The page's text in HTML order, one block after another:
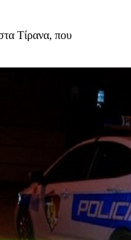
Τίρανα, που